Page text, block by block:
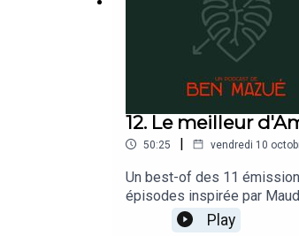
12. Le meilleur
50:25 | vendredi 10
Un best-of des 11
épisodes inspirée par
Mazué sur Instagram
Play